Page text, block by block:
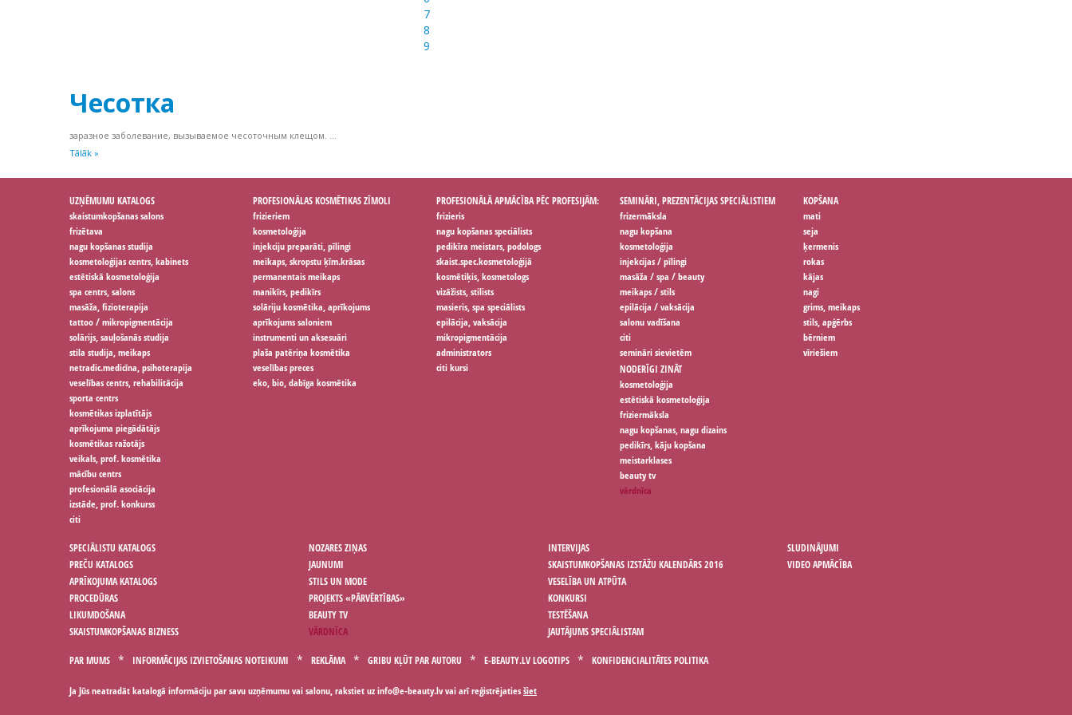
7
8
9
Чесотка
заразное заболевание, вызываемое чесоточным клещом. ...
Tālāk »
UZŅĒMUMU KATALOGS
skaistumkopšanas salons
frizētava
nagu kopšanas studija
kosmetoloģijas centrs, kabinets
estētiskā kosmetoloģija
spa centrs, salons
masāža, fizioterapija
tattoo / mikropigmentācija
solārijs, sauļošanās studija
stila studija, meikaps
netradic.medicīna, psihoterapija
veselības centrs, rehabilitācija
sporta centrs
kosmētikas izplatītājs
aprīkojuma piegādātājs
kosmētikas ražotājs
veikals, prof. kosmētika
mācību centrs
profesionālā asociācija
izstāde, prof. konkurss
citi
PROFESIONĀLAS KOSMĒTIKAS ZĪMOLI
frizieriem
kosmetoloģija
injekciju preparāti, pīlingi
meikaps, skropstu ķīm.krāsas
permanentais meikaps
manikīrs, pedikīrs
solāriju kosmētika, aprīkojums
aprīkojums saloniem
instrumenti un aksesuāri
plaša patēriņa kosmētika
veselības preces
eko, bio, dabīga kosmētika
PROFESIONĀLĀ APMĀCĪBA PĒC PROFESIJĀM:
frizieris
nagu kopšanas speciālists
pedikīra meistars, podologs
skaist.spec.kosmetoloģijā
kosmētiķis, kosmetologs
vizāžists, stilists
masieris, spa speciālists
epilācija, vaksācija
mikropigmentācija
administrators
citi kursi
SEMINĀRI, PREZENTĀCIJAS SPECIĀLISTIEM
frizermāksla
nagu kopšana
kosmetoloģija
injekcijas / pīlingi
masāža / spa / beauty
meikaps / stils
epilācija / vaksācija
salonu vadīšana
citi
semināri sievietēm
KOPŠANA
mati
seja
ķermenis
rokas
kājas
nagi
grims, meikaps
stils, apģērbs
bērniem
vīriešiem
NODERĪGI ZINĀT
kosmetoloģija
estētiskā kosmetoloģija
friziermāksla
nagu kopšanas, nagu dizains
pedikīrs, kāju kopšana
meistarklases
beauty tv
vārdnīca
SPECIĀLISTU KATALOGS
PREČU KATALOGS
APRĪKOJUMA KATALOGS
PROCEDŪRAS
LIKUMDOŠANA
SKAISTUMKOPŠANAS BIZNESS
NOZARES ZIŅAS
JAUNUMI
STILS UN MODE
PROJEKTS «PĀRVĒRTĪBAS»
BEAUTY TV
VĀRDNĪCA
INTERVIJAS
SKAISTUMKOPŠANAS IZSTĀŽU KALENDĀRS 2016
VESELĪBA UN ATPŪTA
KONKURSI
TESTĒŠANA
JAUTĀJUMS SPECIĀLISTAM
SLUDINĀJUMI
VIDEO APMĀCĪBA
PAR MUMS INFORMĀCIJAS IZVIETOŠANAS NOTEIKUMI REKLĀMA GRIBU KĻŪT PAR AUTORU E-BEAUTY.LV LOGOTIPS KONFIDENCIALITĀTES POLITIKA
Ja Jūs neatradāt katalogā informāciju par savu uzņēmumu vai salonu, rakstiet uz vai arī reģistrējatiesšiet